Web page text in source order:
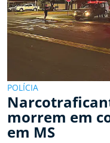
POLÍCIA
morrem em
em MS